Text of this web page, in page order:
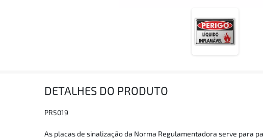
DETALHES DO PRODUTO
PR5019
As placas de sinalização da Norma Regulamentadora serve para